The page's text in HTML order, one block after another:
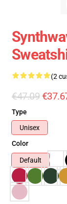
(2
€47.09
Type
Unisex
Color
Default